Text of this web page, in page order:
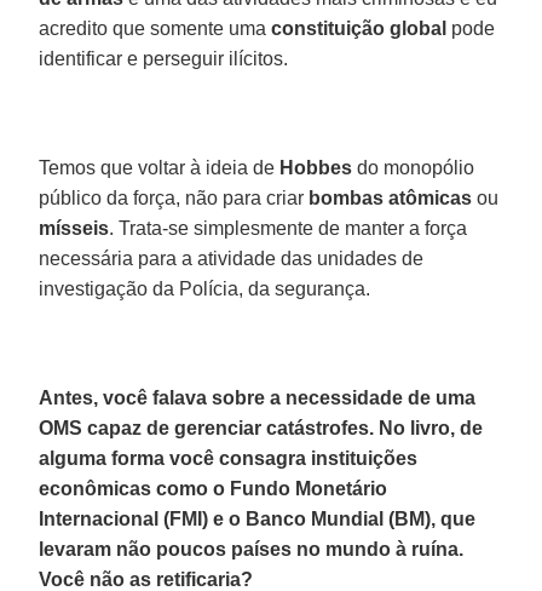
acredito que somente umaconstituição global pode
identificar e perseguir ilícitos.
Temos que voltar à ideia de Hobbes do monopólio
público da força, não para criar bombas atômicas ou
mísseis. Trata-se simplesmente de manter a força
necessária para a atividade das unidades de
investigação da Polícia, da segurança.
Antes, você falava sobre a necessidade de uma
OMS capaz de gerenciar catástrofes. No livro, de
alguma forma você consagra instituições
econômicas como o Fundo Monetário
Internacional (FMI) e o Banco Mundial (BM), que
levaram não poucos países no mundo à ruína.
Você não as retificaria?